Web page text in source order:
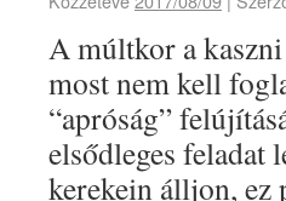
A múltkor a
most nem kell
“apróság”
elsődleges feladat
kerekein álljon, ez